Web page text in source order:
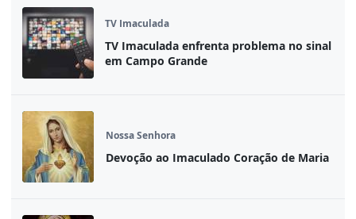
TV Imaculada
TV Imaculada enfrenta problema no sinal
em Campo Grande
Nossa Senhora
Devoção ao Imaculado Coração de Maria